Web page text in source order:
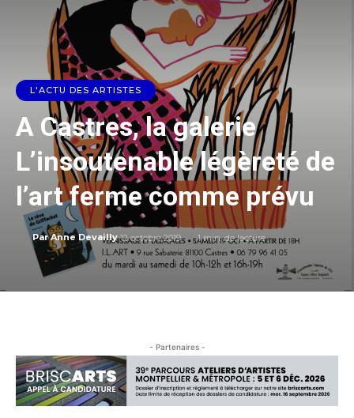
L'ACTU DES ARTISTES
A Castres, la galerie
L’insoutenable légèreté de
l’art ferme comme prévu
Par Anne Devailly 12 octobre 2019 1min. de lecture
- Partenaires -